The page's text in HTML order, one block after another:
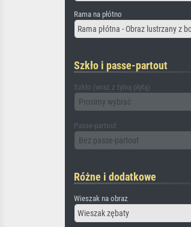
Rama na płótno
Rama płótna - Obraz lustrzany z
Szkło i passe-partout
Szkło (wraz z tylną płytą)
Prosimy wybrać
Passe-partout
Bez passe-partout
Różne i dodatkowe
Wieszak na obraz
Wieszak zębaty